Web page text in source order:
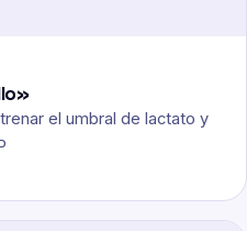
el umbral de lactato y